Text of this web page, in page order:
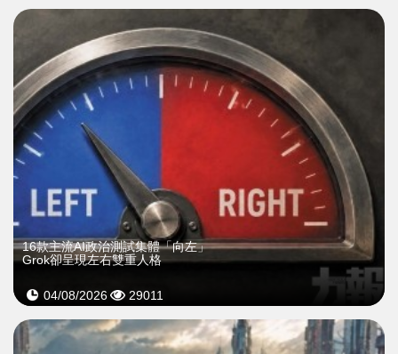
16款主流AI政治測試集體「向左」
Grok卻呈現左右雙重人格
04/08/2026 29011